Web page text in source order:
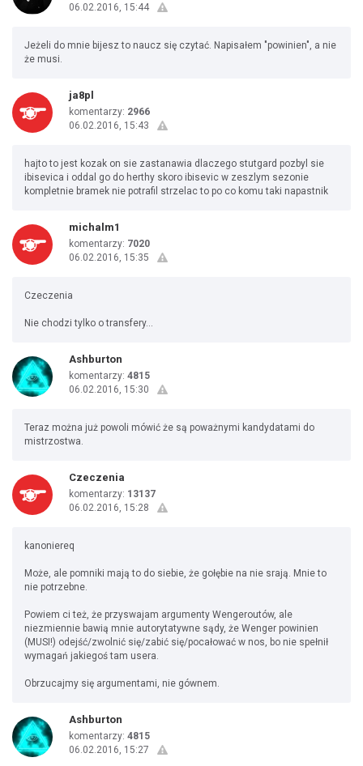
06.02.2016, 15:44
Jeżeli do mnie bijesz to naucz się czytać. Napisałem "powinien", a nie
że musi.
ja8pl
komentarzy: 2966
06.02.2016, 15:43
hajto to jest kozak on sie zastanawia dlaczego stutgard pozbyl sie
ibisevica i oddal go do herthy skoro ibisevic w zeszlym sezonie
kompletnie bramek nie potrafil strzelac to po co komu taki napastnik
michalm1
komentarzy: 7020
06.02.2016, 15:35
Czeczenia
Nie chodzi tylko o transfery...
Ashburton
komentarzy: 4815
06.02.2016, 15:30
Teraz można już powoli mówić że są poważnymi kandydatami do
mistrzostwa.
Czeczenia
komentarzy: 13137
06.02.2016, 15:28
kanoniereq
Może, ale pomniki mają to do siebie, że gołębie na nie srają. Mnie to
nie potrzebne.
Powiem ci też, że przyswajam argumenty Wengeroutów, ale
niezmiennie bawią mnie autorytatywne sądy, że Wenger powinien
(MUSI!) odejść/zwolnić się/zabić się/pocałować w nos, bo nie spełnił
wymagań jakiegoś tam usera.
Obrzucajmy się argumentami, nie gównem.
Ashburton
komentarzy: 4815
06.02.2016, 15:27